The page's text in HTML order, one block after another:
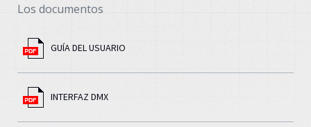
Los documentos
GUÍA DEL USUARIO
INTERFAZ DMX